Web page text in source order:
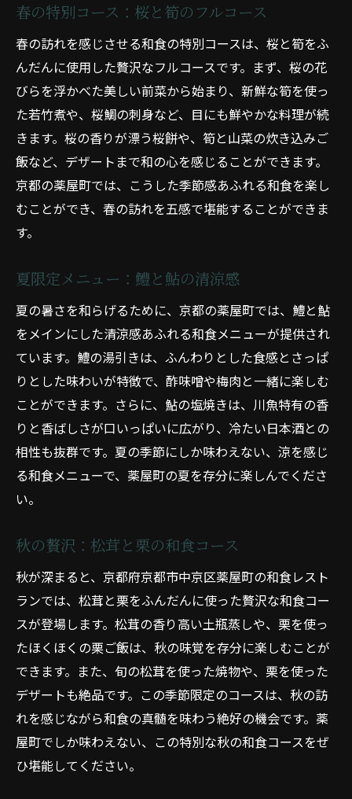
春の特別コース：桜と筍のフルコース
春の訪れを感じさせる和食の特別コースは、桜と筍をふ
んだんに使用した贅沢なフルコースです。まず、桜の花
びらを浮かべた美しい前菜から始まり、新鮮な筍を使っ
た若竹煮や、桜鯛の刺身など、目にも鮮やかな料理が続
きます。桜の香りが漂う桜餅や、筍と山菜の炊き込みご
飯など、デザートまで和の心を感じることができます。
京都の薬屋町では、こうした季節感あふれる和食を楽し
むことができ、春の訪れを五感で堪能することができま
す。
夏限定メニュー：鱧と鮎の清涼感
夏の暑さを和らげるために、京都の薬屋町では、鱧と鮎
をメインにした清涼感あふれる和食メニューが提供され
ています。鱧の湯引きは、ふんわりとした食感とさっぱ
りとした味わいが特徴で、酢味噌や梅肉と一緒に楽しむ
ことができます。さらに、鮎の塩焼きは、川魚特有の香
りと香ばしさが口いっぱいに広がり、冷たい日本酒との
相性も抜群です。夏の季節にしか味わえない、涼を感じ
る和食メニューで、薬屋町の夏を存分に楽しんでくださ
い。
秋の贅沢：松茸と栗の和食コース
秋が深まると、京都府京都市中京区薬屋町の和食レスト
ランでは、松茸と栗をふんだんに使った贅沢な和食コー
スが登場します。松茸の香り高い土瓶蒸しや、栗を使っ
たほくほくの栗ご飯は、秋の味覚を存分に楽しむことが
できます。また、旬の松茸を使った焼物や、栗を使った
デザートも絶品です。この季節限定のコースは、秋の訪
れを感じながら和食の真髄を味わう絶好の機会です。薬
屋町でしか味わえない、この特別な秋の和食コースをぜ
ひ堪能してください。